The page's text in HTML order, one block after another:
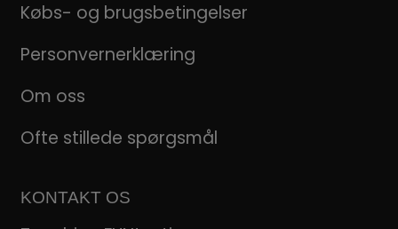
Købs- og brugsbetingelser
Personvernerklæring
Om oss
Ofte stillede spørgsmål
KONTAKT OS